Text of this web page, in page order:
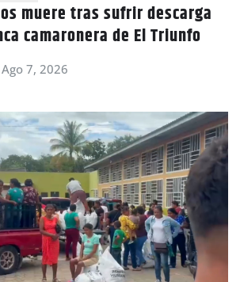
muere tras sufrir descarga
camaronera de El Triunfo
Ago 7, 2026